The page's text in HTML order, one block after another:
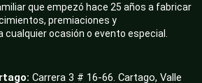
que empezó hace 25 años a fabricar
premiaciones y
ocasión o evento especial.
Carrera 3 # 16-66. Cartago, Valle